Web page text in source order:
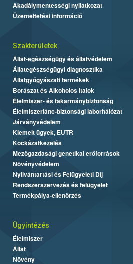
Akadálymentességi nyilatkozat
Üzemeltetési információ
Szakterületek
Állat-egészségügy és állatvédelem
Állategészségügyi diagnosztika
Állatgyógyászati termékek
Borászat és Alkoholos Italok
Élelmiszer- és takarmánybiztonság
Élelmiszerlánc-biztonsági laborhálózat
Járványvédelem
Kiemelt ügyek, EUTR
Kockázatkezelés
Mezőgazdasági genetikai erőforrások
Növényvédelem
Nyilvántartási és Felügyeleti Díj
Rendszerszervezés és felügyelet
Termékpálya-ellenőrzés
Ügyintézés
Élelmiszer
Állat
Növény